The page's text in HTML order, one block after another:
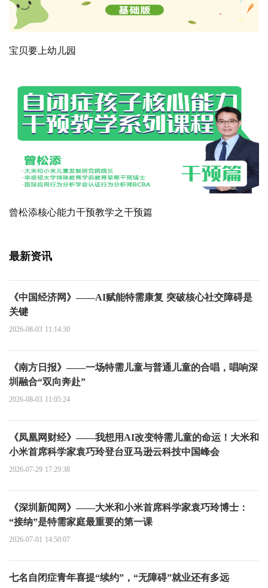
宝贝要上幼儿园
曾松添核心能力干预教学之干预篇
最新资讯
《中国经济网》——AI赋能特需康复 突破核心社交障碍是
关键
2026-08-03 11:14:30
《南方日报》——一场特需儿童与普通儿童的合唱，唱响深
圳融合“双向奔赴”
2026-08-03 11:05:24
《凤凰网财经》——我想用AI改变特需儿童的命运！大米和
小米首席科学家袁巧玲登台亚马逊云科技中国峰会
2026-07-29 17:29:38
《深圳新闻网》——大米和小米首席科学家袁巧玲博士：
“接纳”是特需家庭最重要的第一课
2026-07-01 14:50:07
七名自闭症青年喜提“续约”，“无障碍”就业还有多远